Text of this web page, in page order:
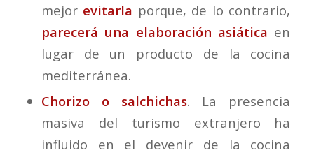
mejor evitarla porque, de lo contrario,
parecerá una elaboración asiática en
lugar de un producto de la cocina
mediterránea.
Chorizo o salchichas. La presencia
masiva del turismo extranjero ha
influido en el devenir de la cocina